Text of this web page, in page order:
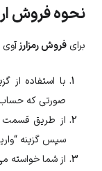
نحوه فروش
برای فروش رمزارزآوی
با استفاده از
صورتی که حساب
از طریق قسمت
سپس گزینه
از شما خواسته